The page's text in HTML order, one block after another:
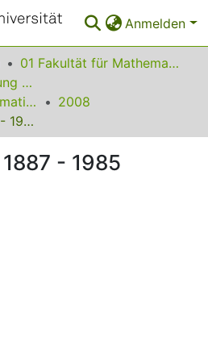
Anmelden
01 Fakultät für Mathematik
Institut für Entwicklung und Erforschung des Mathematikunterrichts
Beiträge zum Mathematikunterricht
2008
György Pólya, 1887 - 1985
- 1985